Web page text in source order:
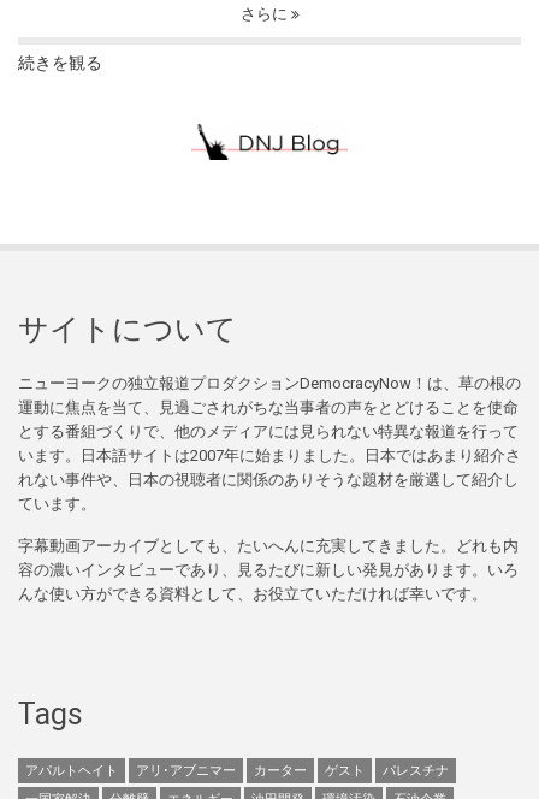
さらに
続きを観る
サイトについて
ニューヨークの独立報道プロダクションDemocracyNow！は、草の根の
運動に焦点を当て、見過ごされがちな当事者の声をとどけることを使命
とする番組づくりで、他のメディアには見られない特異な報道を行って
います。日本語サイトは2007年に始まりました。日本ではあまり紹介さ
れない事件や、日本の視聴者に関係のありそうな題材を厳選して紹介し
ています。
字幕動画アーカイブとしても、たいへんに充実してきました。どれも内
容の濃いインタビューであり、見るたびに新しい発見があります。いろ
んな使い方ができる資料として、お役立ていただければ幸いです。
Tags
アパルトヘイト アリ･アブニマー カーター ゲスト
パレスチナ